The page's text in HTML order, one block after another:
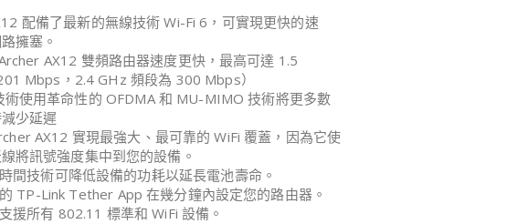
配備了最新的無線技術 Wi-Fi 6，可實現更快的速
擁塞。
AX12 雙頻路由器速度更快，最高可達 1.5
Mbps，2.4 GHz 頻段為 300 Mbps）
術使用革命性的 OFDMA 和 MU-MIMO 技術將更多數
少延遲
AX12 實現最強大、最可靠的 WiFi 覆蓋，因為它使
將訊號強度集中到您的設備。
間技術可降低設備的功耗以延長電池壽命。
TP-Link Tether App 在幾分鐘內設定您的路由器。
援所有 802.11 標準和 WiFi 設備。